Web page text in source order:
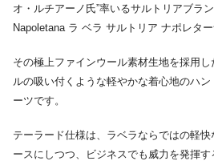
オ・ルチアーノ氏”率いるサルトリアブラ
Napoletana ラ ベラ サルトリア ナポレター
その極上ファインウール素材生地を採用
ルの吸い付くような軽やかな着心地のハ
ーツです。
テーラード仕様は、ラベラならではの軽
ースにしつつ、ビジネスでも威力を発揮